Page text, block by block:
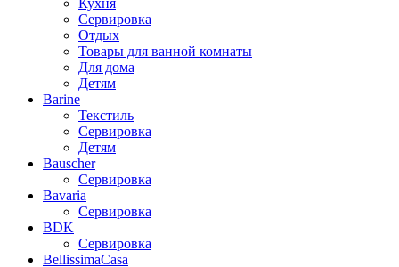
Кухня
Сервировка
Отдых
Товары для ванной комнаты
Для дома
Детям
Barine
Текстиль
Сервировка
Детям
Bauscher
Сервировка
Bavaria
Сервировка
BDK
Сервировка
BellissimaCasa